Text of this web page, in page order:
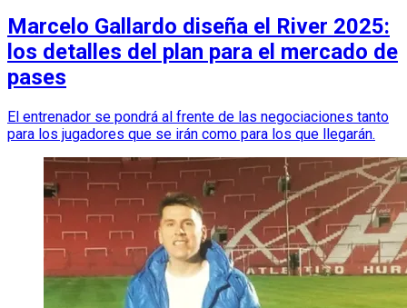
Marcelo Gallardo diseña el River 2025:
los detalles del plan para el mercado de
pases
El entrenador se pondrá al frente de las negociaciones tanto
para los jugadores que se irán como para los que llegarán.